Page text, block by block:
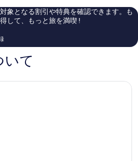
い、
口
口
象となる割引や特典を確認できます。も
して、もっと旅を満喫 !
いて